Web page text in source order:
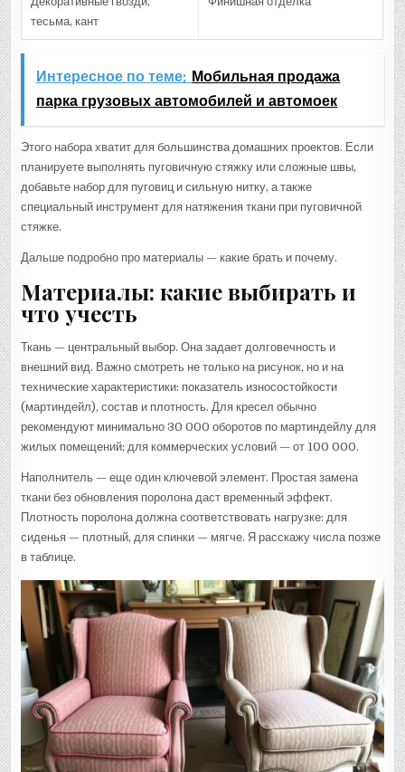
тесьма, кант
Интересное по теме: Мобильная продажа
парка грузовых автомобилей и автомоек
Этого набора хватит для большинства домашних проектов. Если
планируете выполнять пуговичную стяжку или сложные швы,
добавьте набор для пуговиц и сильную нитку, а также
специальный инструмент для натяжения ткани при пуговичной
стяжке.
Дальше подробно про материалы — какие брать и почему.
Материалы: какие выбирать и
что учесть
Ткань — центральный выбор. Она задает долговечность и
внешний вид. Важно смотреть не только на рисунок, но и на
технические характеристики: показатель износостойкости
(мартиндейл), состав и плотность. Для кресел обычно
рекомендуют минимально 30 000 оборотов по мартиндейлу для
жилых помещений; для коммерческих условий — от 100 000.
Наполнитель — еще один ключевой элемент. Простая замена
ткани без обновления поролона даст временный эффект.
Плотность поролона должна соответствовать нагрузке: для
сиденья — плотный, для спинки — мягче. Я расскажу числа позже
в таблице.